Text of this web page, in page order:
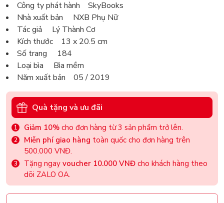
Công ty phát hành SkyBooks
Nhà xuất bản NXB Phụ Nữ
Tác giả Lý Thành Cơ
Kích thước 13 x 20.5 cm
Số trang 184
Loại bìa Bìa mềm
Năm xuất bản 05 / 2019
Quà tặng và ưu đãi
Giảm 10% cho đơn hàng từ 3 sản phẩm trở lên.
Miễn phí giao hàng toàn quốc cho đơn hàng trên
500.000 VNĐ.
Tặng ngay voucher 10.000 VNĐ cho khách hàng theo
dõi ZALO OA.